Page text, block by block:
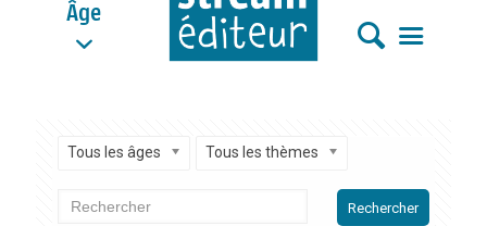
Âge
Tous les âges Tous les thèmes
Rechercher